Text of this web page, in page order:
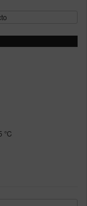
℃